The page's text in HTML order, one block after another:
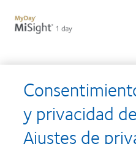
contenido
Gracias
interés
y privacidad
Ajustes de